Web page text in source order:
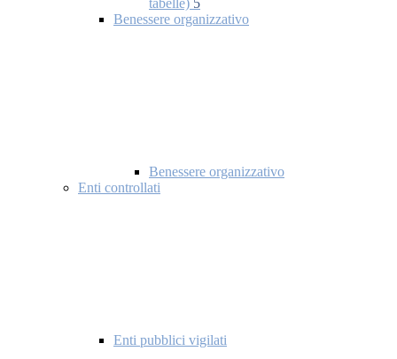
tabelle) 5
Benessere organizzativo
Benessere organizzativo
Enti controllati
Enti pubblici vigilati